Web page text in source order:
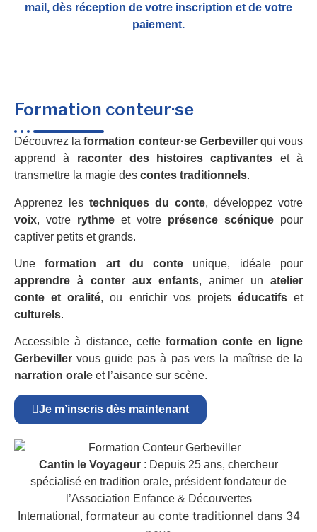
mail, dès réception de votre inscription et de votre
paiement.
Formation conteur·se
Découvrez laformation conteur·se Gerbevillerqui vous
apprend à raconter des histoires captivantes et à
transmettre la magie des contes traditionnels.
Apprenez les techniques du conte, développez votre
voix, votre rythme et votre présence scénique pour
captiver petits et grands.
Uneformation art du conte unique, idéale pour
apprendre à conter aux enfants, animer unatelier
conte et oralité, ou enrichir vos projets éducatifset
culturels.
Accessible à distance, cetteformation conte en ligne
Gerbeviller vous guide pas à pas vers la maîtrise de la
narration orale et l’aisance sur scène.
Je m’inscris dès maintenant
Cantin le Voyageur : Depuis 25 ans, chercheur
spécialisé en tradition orale, président fondateur de
l’Association Enfance & Découvertes
International, formateur au conte traditionnel dans 34